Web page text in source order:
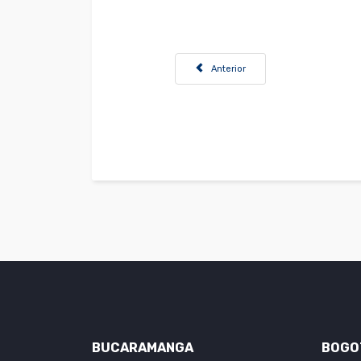
Artículo anterior: Convocatoria
Anterior
BUCARAMANGA